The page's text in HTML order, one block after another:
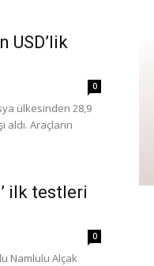
USD’lik
0
ülkesinden 28,9
Araçların
ilk testleri
0
Namlulu Alçak